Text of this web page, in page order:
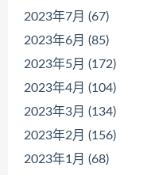
2023年7月 (67)
2023年6月 (85)
2023年5月 (172)
2023年4月 (104)
2023年3月 (134)
2023年2月 (156)
2023年1月 (68)